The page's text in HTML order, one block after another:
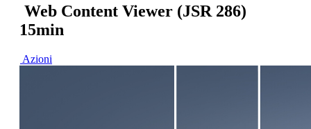
Web Content Viewer (JSR 286)
15min
Azioni